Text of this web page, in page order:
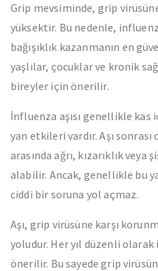
Grip mevsiminde, grip
yüksektir. Bu nedenle,
bağışıklık kazanmanın en
yaşlılar, çocuklar ve kronik
bireyler için önerilir.
İnfluenza aşısı genellikle
yan etkileri vardır. Aşı
arasında ağrı, kızarıklık
alabilir. Ancak, genellikle bu
ciddi bir soruna yol açmaz.
Aşı, grip virüsüne karşı
yoludur. Her yıl düzenli olarak
önerilir. Bu sayede grip